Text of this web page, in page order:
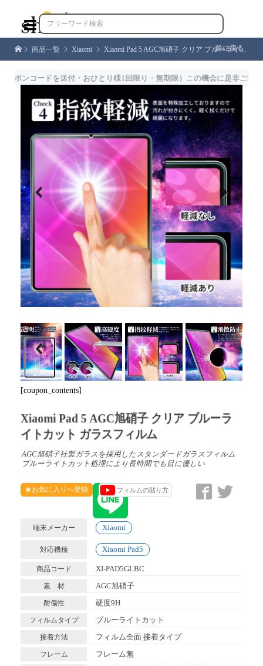

商品一覧 Xiaomi Xiaomi Pad 5 AGC旭硝子 クリア ブルーライトカット ガラスフィルム
前に戻る
コードを送付・おひとり様1回限り・無期限）この機会に是非ご利用く
Previous Next
Previous
[coupon_contents]
Xiaomi Pad 5 AGC旭硝子 クリア ブルーラ
イトカット ガラスフィルム
AGC旭硝子社製ガラスを採用したスタンダードガラスフィルム
ブルーライトカット処理により長時間でも目に優しい
★お気に入りへ登録 フィルムの貼り方
端末メーカー Xiaomi
対応機種 Xiaomi Pad5
商品コード XI-PAD5GLBC
素 材 AGC旭硝子
耐傷性 硬度9H
フィルムタイプ ブルーライトカット
接着方法 フィルム全面 接着タイプ
フレーム フレーム無